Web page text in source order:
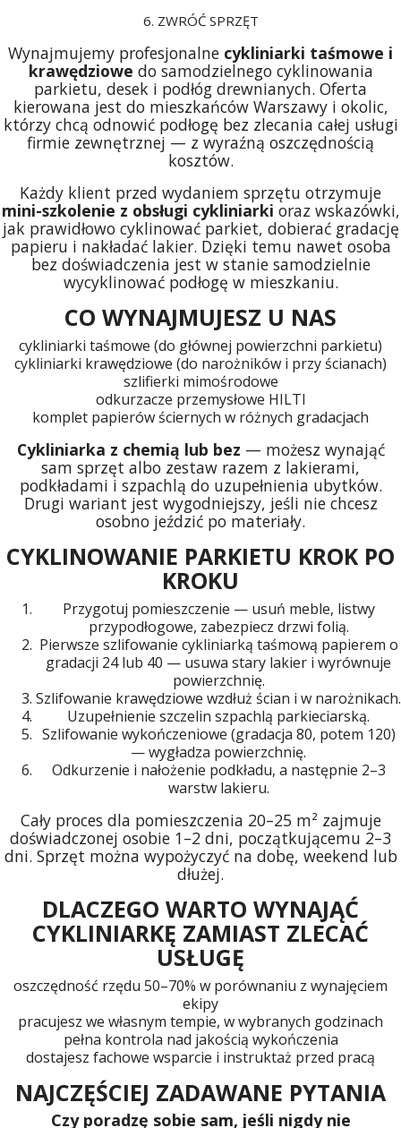
6. ZWRÓĆ SPRZĘT
Wynajmujemy profesjonalne cykliniarki taśmowe i
krawędziowe do samodzielnego cyklinowania
parkietu, desek i podłóg drewnianych. Oferta
kierowana jest do mieszkańców Warszawy i okolic,
którzy chcą odnowić podłogę bez zlecania całej usługi
firmie zewnętrznej — z wyraźną oszczędnością
kosztów.
Każdy klient przed wydaniem sprzętu otrzymuje
mini-szkolenie z obsługi cykliniarki oraz wskazówki,
jak prawidłowo cyklinować parkiet, dobierać gradację
papieru i nakładać lakier. Dzięki temu nawet osoba
bez doświadczenia jest w stanie samodzielnie
wycyklinować podłogę w mieszkaniu.
CO WYNAJMUJESZ U NAS
cykliniarki taśmowe (do głównej powierzchni parkietu)
cykliniarki krawędziowe (do narożników i przy ścianach)
szlifierki mimośrodowe
odkurzacze przemysłowe HILTI
komplet papierów ściernych w różnych gradacjach
Cykliniarka z chemią lub bez — możesz wynająć
sam sprzęt albo zestaw razem z lakierami,
podkładami i szpachlą do uzupełnienia ubytków.
Drugi wariant jest wygodniejszy, jeśli nie chcesz
osobno jeździć po materiały.
CYKLINOWANIE PARKIETU KROK PO
KROKU
Przygotuj pomieszczenie — usuń meble, listwy
przypodłogowe, zabezpiecz drzwi folią.
Pierwsze szlifowanie cykliniarką taśmową papierem o
gradacji 24 lub 40 — usuwa stary lakier i wyrównuje
powierzchnię.
Szlifowanie krawędziowe wzdłuż ścian i w narożnikach.
Uzupełnienie szczelin szpachlą parkieciarską.
Szlifowanie wykończeniowe (gradacja 80, potem 120)
— wygładza powierzchnię.
Odkurzenie i nałożenie podkładu, a następnie 2–3
warstw lakieru.
Cały proces dla pomieszczenia 20–25 m² zajmuje
doświadczonej osobie 1–2 dni, początkującemu 2–3
dni. Sprzęt można wypożyczyć na dobę, weekend lub
dłużej.
DLACZEGO WARTO WYNAJĄĆ
CYKLINIARKĘ ZAMIAST ZLECAĆ
USŁUGĘ
oszczędność rzędu 50–70% w porównaniu z wynajęciem
ekipy
pracujesz we własnym tempie, w wybranych godzinach
pełna kontrola nad jakością wykończenia
dostajesz fachowe wsparcie i instruktaż przed pracą
NAJCZĘŚCIEJ ZADAWANE PYTANIA
Czy poradzę sobie sam, jeśli nigdy nie